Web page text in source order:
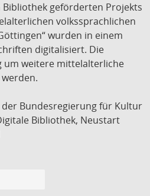
geförderten Projekts
volkssprachlichen
wurden in einem
digitalisiert. Die
um weitere mittelalterliche
Bundesregierung für Kultur
Bibliothek, Neustart